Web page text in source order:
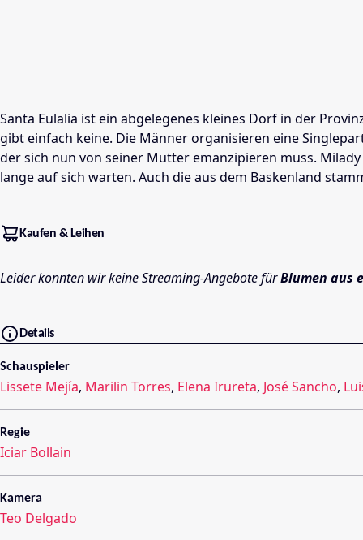
Santa Eulalia ist ein abgelegenes kleines Dorf in der
gibt einfach keine. Die Männer organisieren eine
der sich nun von seiner Mutter emanzipieren muss.
lange auf sich warten. Auch die aus dem Baskenland
Kaufen & Leihen
Leider konnten wir keine Streaming-Angebote fürBlumen aus
Details
Schauspieler
Lissete Mejía, Marilin Torres, Elena Irureta, José Sancho,
Regie
Iciar Bollain
Kamera
Teo Delgado